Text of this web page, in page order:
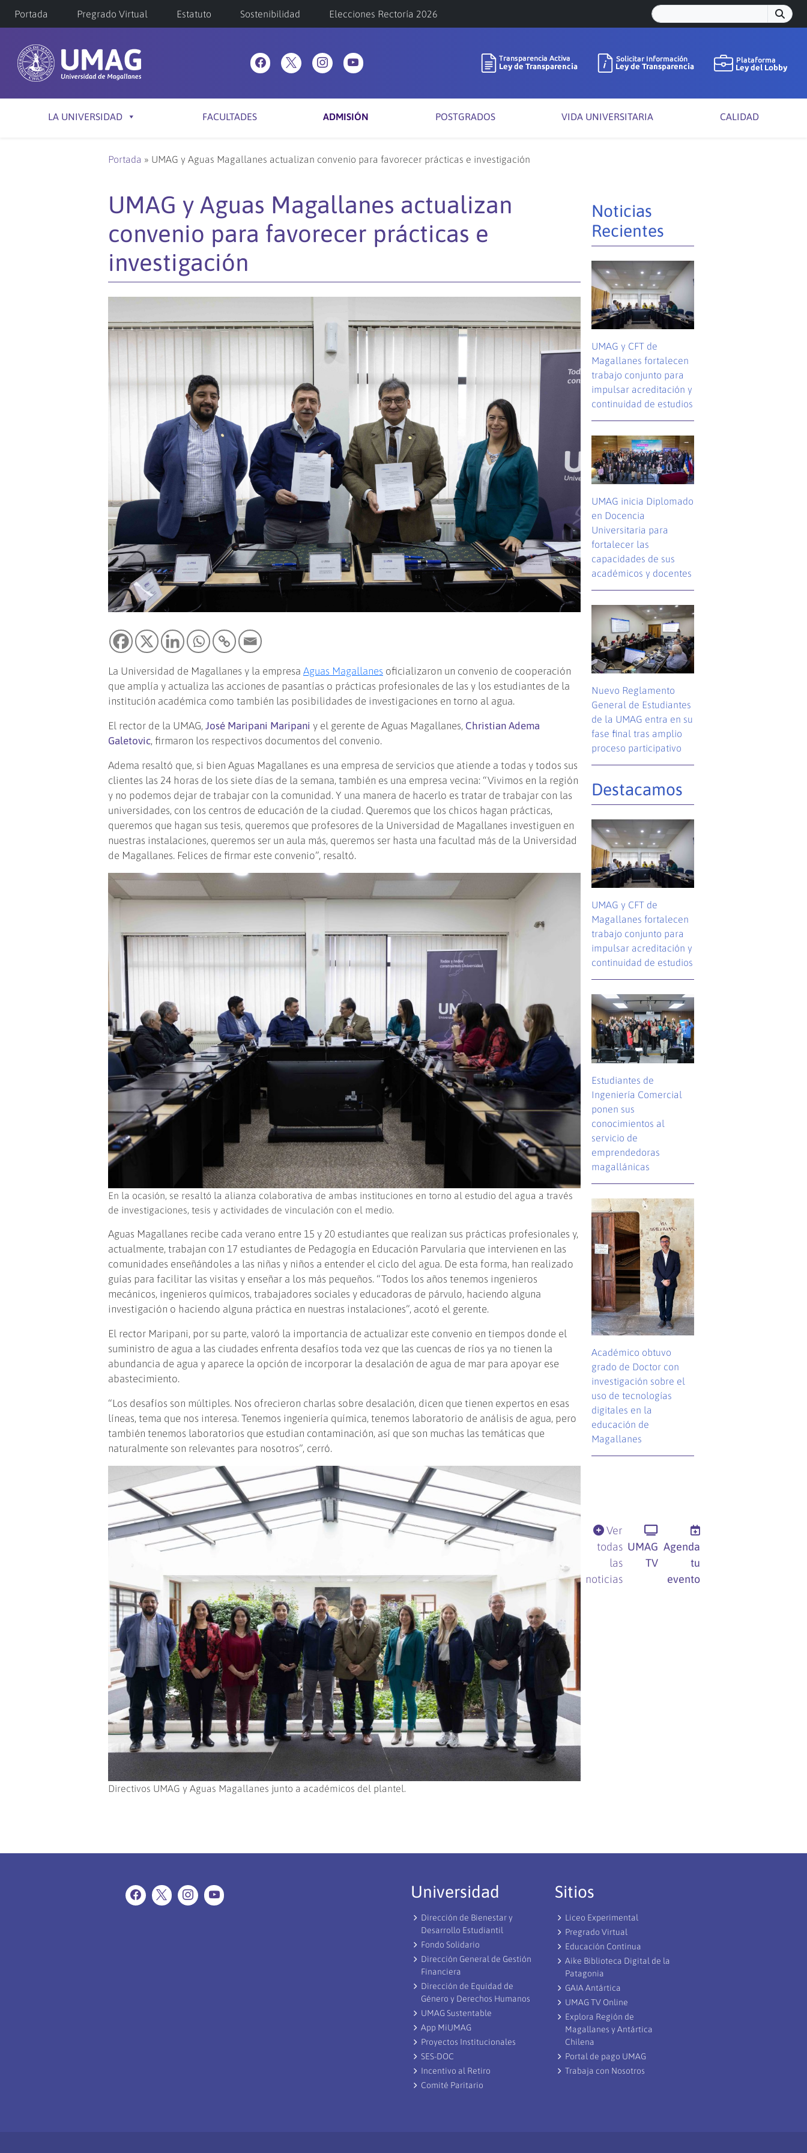
Portada Pregrado Virtual Estatuto Sostenibilidad Elecciones Rectoría 2026
LA UNIVERSIDAD FACULTADES ADMISIÓN POSTGRADOS VIDA UNIVERSITARIA CALIDAD
Portada » UMAG y Aguas Magallanes actualizan convenio para favorecer prácticas e investigación
UMAG y Aguas Magallanes actualizan
convenio para favorecer prácticas e
investigación
La Universidad de Magallanes y la empresaAguas Magallanes oficializaron un convenio de cooperación
que amplía y actualiza las acciones de pasantías o prácticas profesionales de las y los estudiantes de la
institución académica como también las posibilidades de investigaciones en torno al agua.
El rector de la UMAG,José Maripani Maripani y el gerente de Aguas Magallanes, Christian Adema
Galetovic, firmaron los respectivos documentos del convenio.
Adema resaltó que, si bien Aguas Magallanes es una empresa de servicios que atiende a todas y todos sus
clientes las 24 horas de los siete días de la semana, también es una empresa vecina: “Vivimos en la región
y no podemos dejar de trabajar con la comunidad. Y una manera de hacerlo es tratar de trabajar con las
universidades, con los centros de educación de la ciudad. Queremos que los chicos hagan prácticas,
queremos que hagan sus tesis, queremos que profesores de la Universidad de Magallanes investiguen en
nuestras instalaciones, queremos ser un aula más, queremos ser hasta una facultad más de la Universidad
de Magallanes. Felices de firmar este convenio”, resaltó.
En la ocasión, se resaltó la alianza colaborativa de ambas instituciones en torno al estudio del agua a través
de investigaciones, tesis y actividades de vinculación con el medio.
Aguas Magallanes recibe cada verano entre 15 y 20 estudiantes que realizan sus prácticas profesionales y,
actualmente, trabajan con 17 estudiantes de Pedagogía en Educación Parvularia que intervienen en las
comunidades enseñándoles a las niñas y niños a entender el ciclo del agua. De esta forma, han realizado
guías para facilitar las visitas y enseñar a los más pequeños. “Todos los años tenemos ingenieros
mecánicos, ingenieros químicos, trabajadores sociales y educadoras de párvulo, haciendo alguna
investigación o haciendo alguna práctica en nuestras instalaciones”, acotó el gerente.
El rector Maripani, por su parte, valoró la importancia de actualizar este convenio en tiempos donde el
suministro de agua a las ciudades enfrenta desafíos toda vez que las cuencas de ríos ya no tienen la
abundancia de agua y aparece la opción de incorporar la desalación de agua de mar para apoyar ese
abastecimiento.
“Los desafíos son múltiples. Nos ofrecieron charlas sobre desalación, dicen que tienen expertos en esas
líneas, tema que nos interesa. Tenemos ingeniería química, tenemos laboratorio de análisis de agua, pero
también tenemos laboratorios que estudian contaminación, así que son muchas las temáticas que
naturalmente son relevantes para nosotros”, cerró.
Directivos UMAG y Aguas Magallanes junto a académicos del plantel.
Noticias
Recientes
UMAG y CFT de
Magallanes fortalecen
trabajo conjunto para
impulsar acreditación y
continuidad de estudios
UMAG inicia Diplomado
en Docencia
Universitaria para
fortalecer las
capacidades de sus
académicos y docentes
Nuevo Reglamento
General de Estudiantes
de la UMAG entra en su
fase final tras amplio
proceso participativo
Destacamos
UMAG y CFT de
Magallanes fortalecen
trabajo conjunto para
impulsar acreditación y
continuidad de estudios
Estudiantes de
Ingeniería Comercial
ponen sus
conocimientos al
servicio de
emprendedoras
magallánicas
Académico obtuvo
grado de Doctor con
investigación sobre el
uso de tecnologías
digitales en la
educación de
Magallanes
Ver
todas
las
noticias
UMAG
TV
Agenda
tu
evento
Universidad
Dirección de Bienestar y
Desarrollo Estudiantil
Fondo Solidario
Dirección General de Gestión
Financiera
Dirección de Equidad de
Género y Derechos Humanos
UMAG Sustentable
App MiUMAG
Proyectos Institucionales
SES-DOC
Incentivo al Retiro
Comité Paritario
Sitios
Liceo Experimental
Pregrado Virtual
Educación Continua
Aike Biblioteca Digital de la
Patagonia
GAIA Antártica
UMAG TV Online
Explora Región de
Magallanes y Antártica
Chilena
Portal de pago UMAG
Trabaja con Nosotros